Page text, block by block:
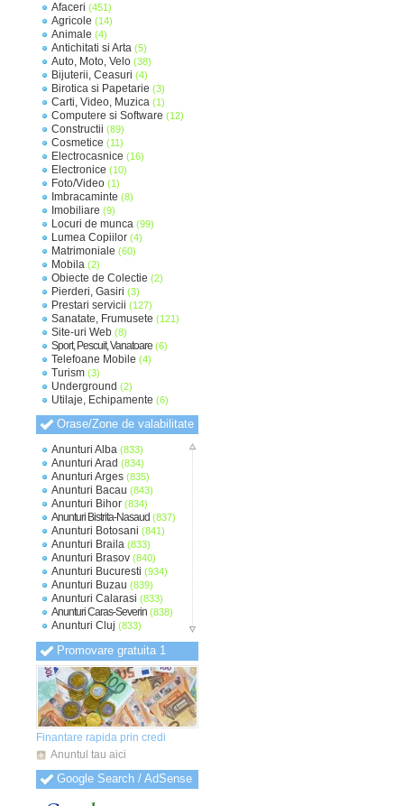
Afaceri (451)
Agricole (14)
Animale (4)
Antichitati si Arta (5)
Auto, Moto, Velo (38)
Bijuterii, Ceasuri (4)
Birotica si Papetarie (3)
Carti, Video, Muzica (1)
Computere si Software (12)
Constructii (89)
Cosmetice (11)
Electrocasnice (16)
Electronice (10)
Foto/Video (1)
Imbracaminte (8)
Imobiliare (9)
Locuri de munca (99)
Lumea Copiilor (4)
Matrimoniale (60)
Mobila (2)
Obiecte de Colectie (2)
Pierderi, Gasiri (3)
Prestari servicii (127)
Sanatate, Frumusete (121)
Site-uri Web (8)
Sport, Pescuit, Vanatoare (6)
Telefoane Mobile (4)
Turism (3)
Underground (2)
Utilaje, Echipamente (6)
Orase/Zone de valabilitate
Anunturi Alba (833)
Anunturi Arad (834)
Anunturi Arges (835)
Anunturi Bacau (843)
Anunturi Bihor (834)
Anunturi Bistrita-Nasaud (837)
Anunturi Botosani (841)
Anunturi Braila (833)
Anunturi Brasov (840)
Anunturi Bucuresti (934)
Anunturi Buzau (839)
Anunturi Calarasi (833)
Anunturi Caras-Severin (838)
Anunturi Cluj (833)
Anunturi Constanta
Anunturi Covasna(830)
Anunturi Dambovita(833)
Anunturi Dolj(834)
Anunturi Galati(835)
Anunturi Giurgiu(831)
Anunturi Gorj(830)
Anunturi Harghita (831)
Anunturi Hunedoara
Anunturi Ialomita
Anunturi Iasi(833)
Anunturi Ilfov(838)
Anunturi Maramures
Promovare gratuita 1
Finantare rapida prin credi
Anuntul tau aici
Google Search / AdSense